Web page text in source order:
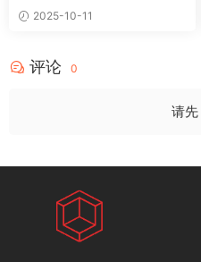
2025-10-11
评论 0
请先